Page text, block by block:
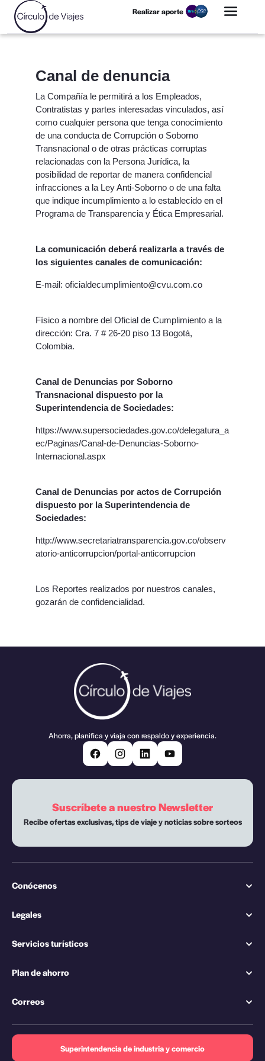
Realizar aporte
Canal de denuncia
La Compañía le permitirá a los Empleados,
Contratistas y partes interesadas vinculados, así
como cualquier persona que tenga conocimiento
de una conducta de Corrupción o Soborno
Transnacional o de otras prácticas corruptas
relacionadas con la Persona Jurídica, la
posibilidad de reportar de manera confidencial
infracciones a la Ley Anti-Soborno o de una falta
que indique incumplimiento a lo establecido en el
Programa de Transparencia y Ética Empresarial.
La comunicación deberá realizarla a través de
los siguientes canales de comunicación:
E-mail: oficialdecumplimiento@cvu.com.co
Físico a nombre del Oficial de Cumplimiento a la
dirección: Cra. 7 # 26-20 piso 13 Bogotá,
Colombia.
Canal de Denuncias por Soborno
Transnacional dispuesto por la
Superintendencia de Sociedades:
https://www.supersociedades.gov.co/delegatura_a
ec/Paginas/Canal-de-Denuncias-Soborno-
Internacional.aspx
Canal de Denuncias por actos de Corrupción
dispuesto por la Superintendencia de
Sociedades:
http://www.secretariatransparencia.gov.co/observ
atorio-anticorrupcion/portal-anticorrupcion
Los Reportes realizados por nuestros canales,
gozarán de confidencialidad.
Ahorra, planifica y viaja con respaldo y experiencia.
Suscríbete a nuestro Newsletter
Recibe ofertas exclusivas, tips de viaje y noticias sobre sorteos
Conócenos
Legales
Servicios turísticos
Plan de ahorro
Correos
Superintendencia de industria y comercio